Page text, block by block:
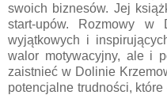
swoich biznesów. Jej
start-upów. Rozmowy w
wyjątkowych i
walor motywacyjny, ale i
zaistnieć w Dolinie
potencjalne trudności,